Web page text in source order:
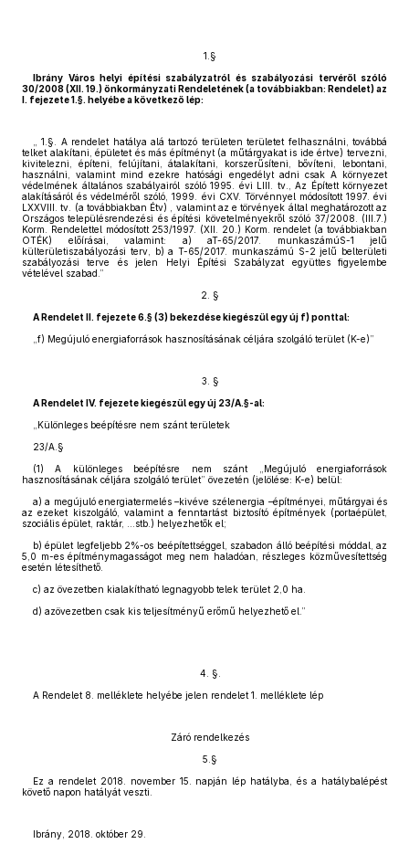
1.§
Ibrány Város helyi építési szabályzatról és szabályozási tervéről szóló
30/2008 (XII. 19.) önkormányzati Rendeletének (a továbbiakban: Rendelet) az
I. fejezete 1.§. helyébe a következő lép:
„ 1.§. A rendelet hatálya alá tartozó területen területet felhasználni, továbbá
telket alakítani, épületet és más építményt (a műtárgyakat is ide értve) tervezni,
kivitelezni, építeni, felújítani, átalakítani, korszerűsíteni, bővíteni, lebontani,
használni, valamint mind ezekre hatósági engedélyt adni csak A környezet
védelmének általános szabályairól szóló 1995. évi LIII. tv., Az Épített környezet
alakításáról és védelméről szóló, 1999. évi CXV. Törvénnyel módosított 1997. évi
LXXVIII. tv. (a továbbiakban Étv) , valamint az e törvények által meghatározott az
Országos településrendezési és építési követelményekről szóló 37/2008. (III.7.)
Korm. Rendelettel módosított 253/1997. (XII. 20.) Korm. rendelet (a továbbiakban
OTÉK) előírásai, valamint: a) aT-65/2017. munkaszámúS-1 jelű
külterületiszabályozási terv, b) a T-65/2017. munkaszámú S-2 jelű belterületi
szabályozási terve és jelen Helyi Építési Szabályzat együttes figyelembe
vételével szabad.”
2. §
A Rendelet II. fejezete 6.§ (3) bekezdése kiegészül egy új f) ponttal:
„f) Megújuló energiaforrások hasznosításának céljára szolgáló terület (K-e)”
3. §
A Rendelet IV. fejezete kiegészül egy új 23/A.§-al:
„Különleges beépítésre nem szánt területek
23/A.§
(1) A különleges beépítésre nem szánt „Megújuló energiaforrások
hasznosításának céljára szolgáló terület” övezetén (jelölése: K-e) belül:
a) a megújuló energiatermelés –kivéve szélenergia –építményei, műtárgyai és
az ezeket kiszolgáló, valamint a fenntartást biztosító építmények (portaépület,
szociális épület, raktár, …stb.) helyezhetők el;
b) épület legfeljebb 2%-os beépítettséggel, szabadon álló beépítési móddal, az
5,0 m-es építménymagasságot meg nem haladóan, részleges közművesítettség
esetén létesíthető.
c) az övezetben kialakítható legnagyobb telek terület 2,0 ha.
d) azövezetben csak kis teljesítményű erőmű helyezhető el.”
4. §.
A Rendelet 8. melléklete helyébe jelen rendelet 1. melléklete lép
Záró rendelkezés
5.§
Ez a rendelet 2018. november 15. napján lép hatályba, és a hatálybalépést
követő napon hatályát veszti.
Ibrány, 2018. október 29.